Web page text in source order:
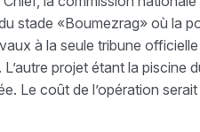
stade «Boumezrag» où la
à la seule tribune
projet étant la piscine
Le coût de l’opération